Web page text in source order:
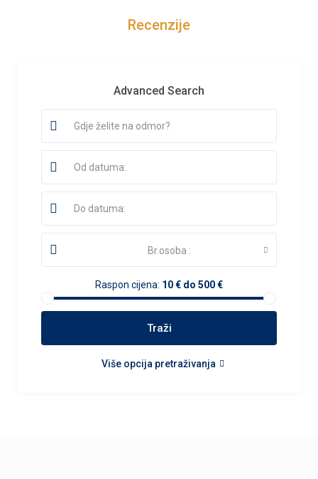
Recenzije
Advanced Search
Br.osoba :
Raspon cijena: 10 € do 500 €
Više opcija pretraživanja